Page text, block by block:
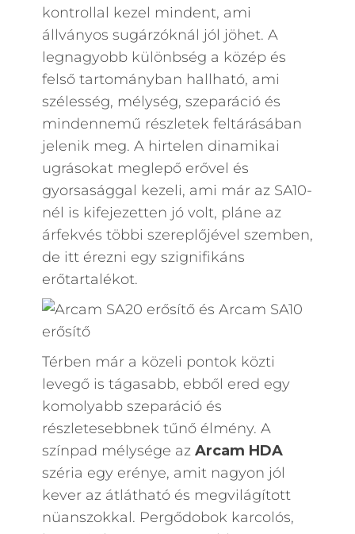
kontrollal kezel mindent, ami
állványos sugárzóknál jól jöhet. A
legnagyobb különbség a közép és
felső tartományban hallható, ami
szélesség, mélység, szeparáció és
mindennemű részletek feltárásában
jelenik meg. A hirtelen dinamikai
ugrásokat meglepő erővel és
gyorsasággal kezeli, ami már az SA10-
nél is kifejezetten jó volt, pláne az
árfekvés többi szereplőjével szemben,
de itt érezni egy szignifikáns
erőtartalékot.
Térben már a közeli pontok közti
levegő is tágasabb, ebből ered egy
komolyabb szeparáció és
részletesebbnek tűnő élmény. A
színpad mélysége az Arcam HDA
széria egy erénye, amit nagyon jól
kever az átlátható és megvilágított
nüanszokkal. Pergődobok karcolós,